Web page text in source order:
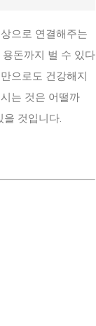
으로 연결해주는
돈까지 벌 수 있다
으로도 건강해지
는 것은 어떨까
것입니다.